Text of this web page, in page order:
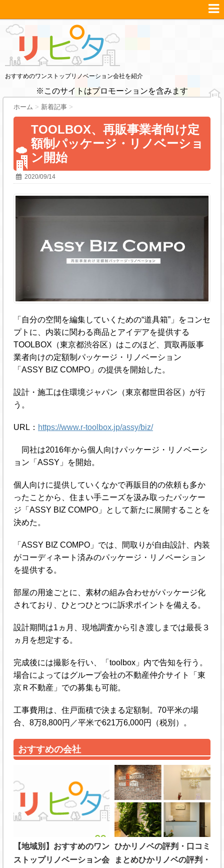
おすすめのワンストップリノベーション会社を紹介
※このサイトはプロモーションを含みます
ホーム > 新着記事 >
TOOLBOX、再販事業者向け定
額制パッケージ・リノベーショ
ン開始
2020/09/14
「自分の空間を編集していくための“道具箱”」をコンセ
プトに、内装に関わる商品とアイデアを提供する
TOOLBOX（東京都渋谷区）はこのほど、買取再販事
業者向けの定額制パッケージ・リノベーション
「ASSY BIZ COMPO」の提供を開始した。
設計・施工は住環境ジャパン（東京都世田谷区）が行
う。
URL： https://www.r-toolbox.jp/assy/biz/
同社は2016年から個人向けパッケージ・リノベーシ
ョン「ASSY」を開始。
個人向けに提供していくなかで再販目的の依頼も多か
ったことから、住まい手ニーズを汲み取ったパッケー
ジ「ASSY BIZ COMPO」として新たに展開することを
決めた。
「ASSY BIZ COMPO」では、間取りが自由設計、内装
がコーディネート済みのパッケージ・リノベーション
を提供する。
部屋の用途ごとに、素材の組み合わせがパッケージ化
されており、ひとつひとつに訴求ポイントを備える。
設計期間は1ヵ月、現地調査から引き渡しまでは最長３
ヵ月を想定する。
完成後には撮影を行い、「toolbox」内で告知を行う。
場合によってはグループ会社の不動産仲介サイト「東
京Ｒ不動産」での募集も可能。
工事費用は、住戸面積で決まる定額制。70平米の場
合、8万8,800円／平米で621万6,000円（税別）。
おすすめの会社
【地域別】おすすめのワン
ストップリノベーション会
ひかリノベの評判・口コミ
まとめひかリノベの評判・